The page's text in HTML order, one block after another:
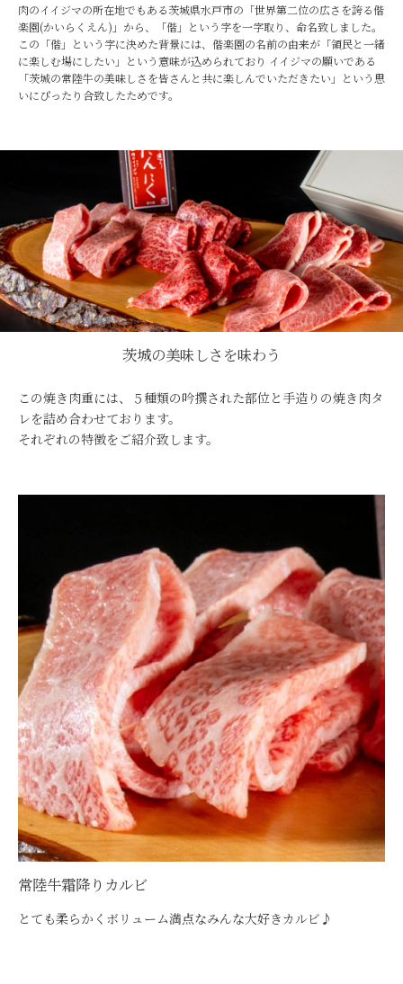
シーン別特集
お中元ギフト
お中元ハムギフ
ト
誕生日ギフト
出産内祝い 結婚内祝い 法事・香典返し
長寿祝い 高級肉ギフト
LINEギフト ふるさと納税
肉のイイジマの所在地でもある茨城県水戸市の「世界第二位の広さを誇る偕
楽園(かいらくえん)」から、「偕」という字を一字取り、命名致しました。
この「偕」という字に決めた背景には、偕楽園の名前の由来が「領民と一緒
に楽しむ場にしたい」という意味が込められており イイジマの願いである
「茨城の常陸牛の美味しさを皆さんと共に楽しんでいただきたい」という思
いにぴったり合致したためです。
茨城の美味しさを味わう
この焼き肉重には、５種類の吟撰された部位と手造りの焼き肉タ
レを詰め合わせております。
それぞれの特徴をご紹介致します。
常陸牛霜降りカルビ
とても柔らかくボリューム満点なみんな大好きカルビ♪